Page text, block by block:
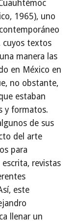
1965), uno
cuyos textos
manera las
en México en
no obstante,
estaban
y formatos.
de sus
del arte
para
revistas
este
llenar un